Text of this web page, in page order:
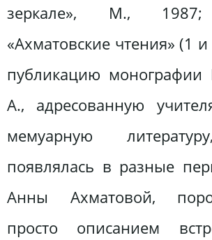
зеркале», М., 1987;
«Ахматовские чтения» (1
публикацию монографии
А., адресованную
мемуарную
появлялась в разные
Анны Ахматовой,
просто описанием